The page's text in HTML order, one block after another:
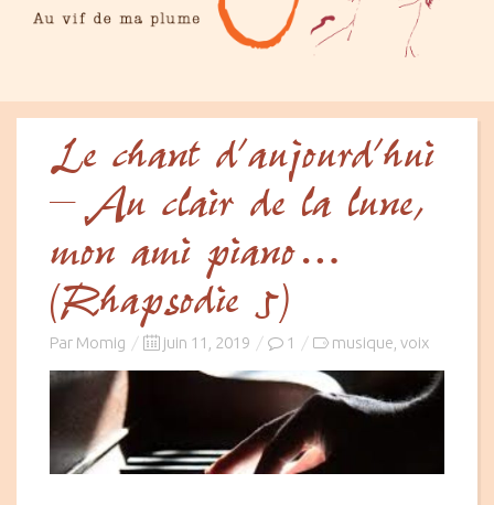
Le chant d’aujourd’hui
– Au clair de la lune,
mon ami piano…
(Rhapsodie 5)
Par Momig
Posted
on
juin 11, 2019 1 musique voix